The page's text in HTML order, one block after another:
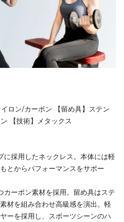
ロン/カーボン 【留め具】ステン
【技術】メタックス
に採用したネックレス。本体には軽
とからパフォーマンスをサポー
カーボン素材を採用。留め具はステ
材を組み合わせ高級感を演出。軽
ーを採用し、スポーツシーンのハ